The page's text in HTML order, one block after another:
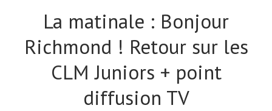
La matinale : Bonjour
Richmond ! Retour sur les
CLM Juniors + point
diffusion TV